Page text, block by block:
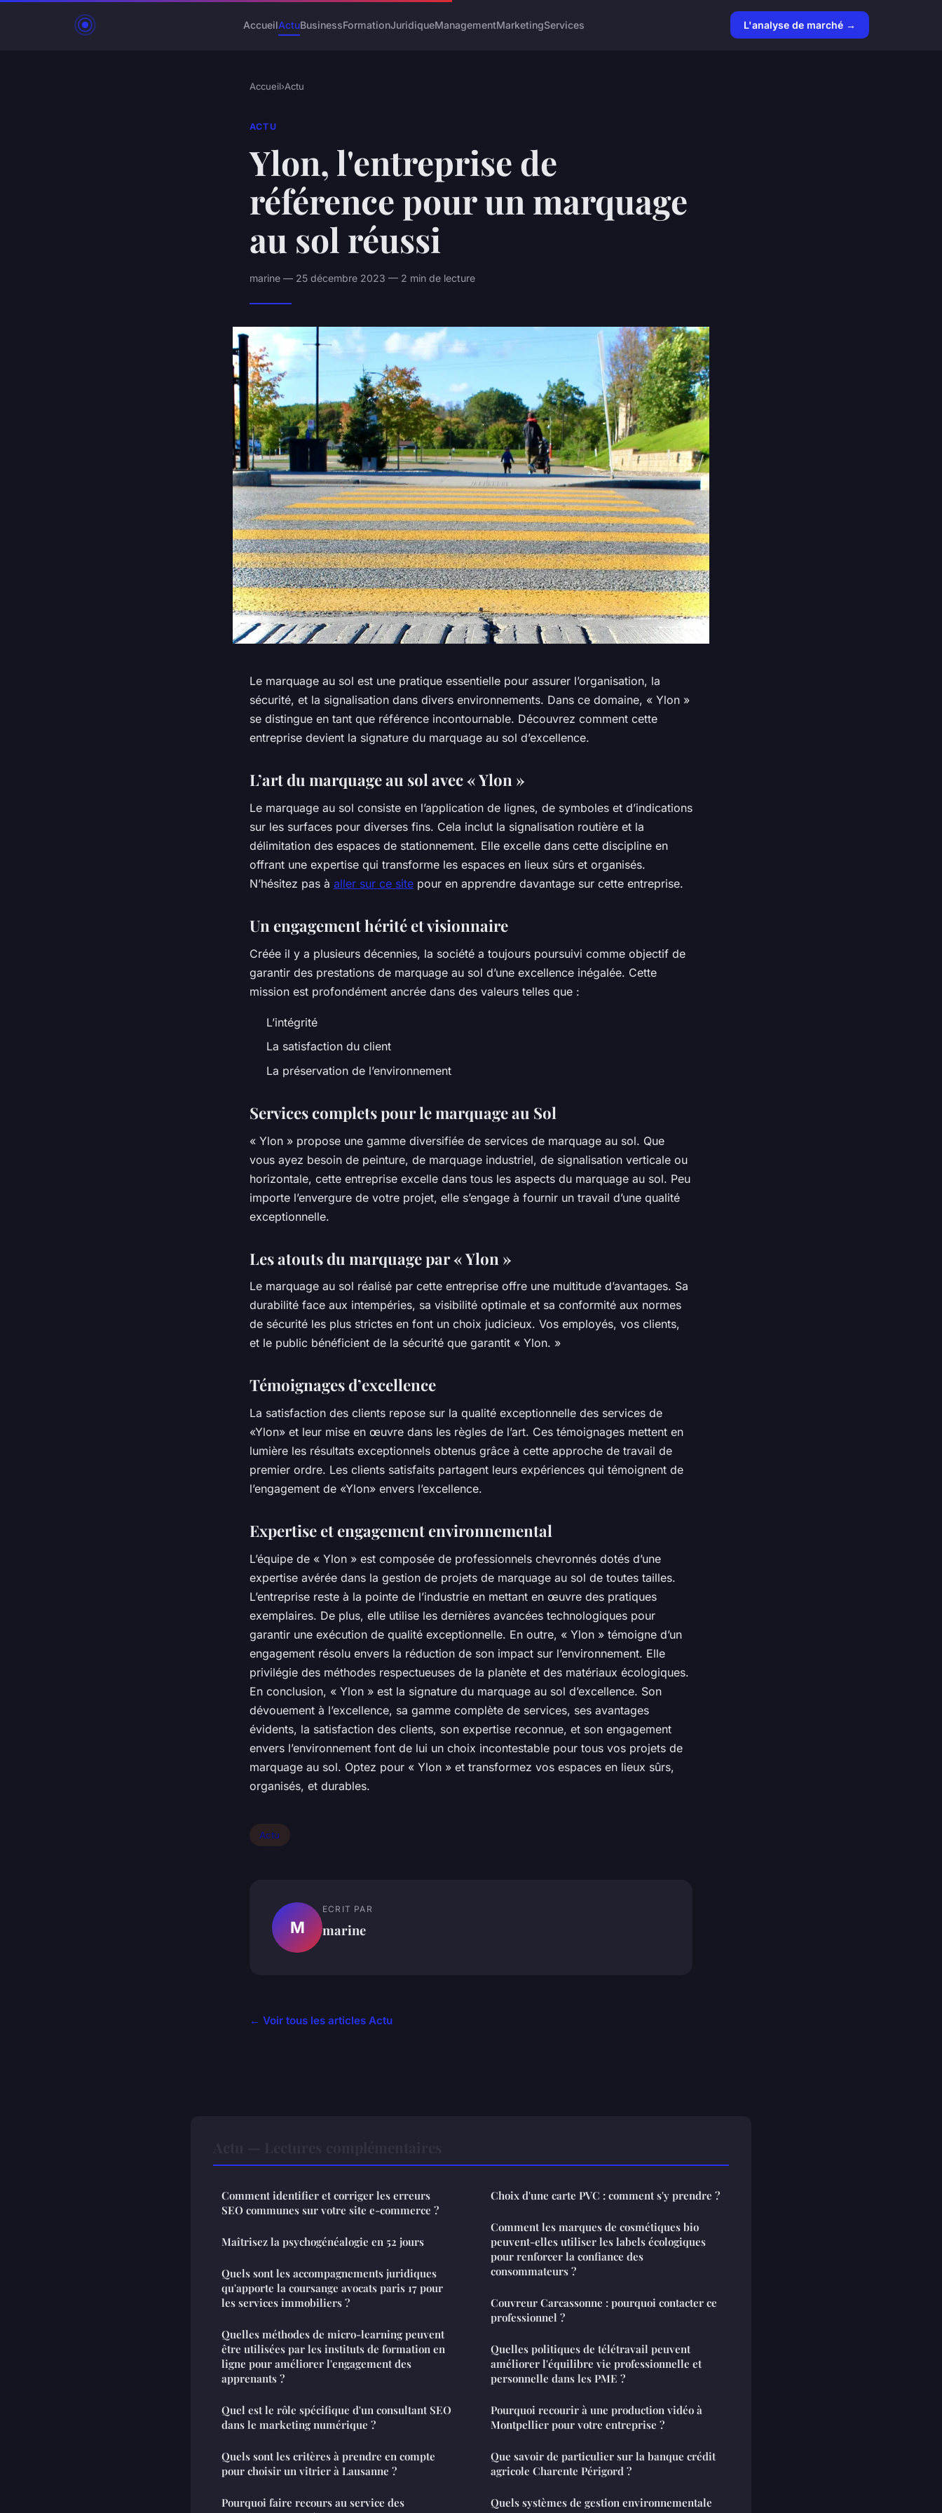
AccueilActuBusinessFormationJuridiqueManagementMarketingServices L'analyse de marché →
Accueil›Actu
ACTU
Ylon, l'entreprise de
référence pour un marquage
au sol réussi
marine — 25 décembre 2023 — 2 min de lecture
Le marquage au sol est une pratique essentielle pour assurer l’organisation, la
sécurité, et la signalisation dans divers environnements. Dans ce domaine, « Ylon »
se distingue en tant que référence incontournable. Découvrez comment cette
entreprise devient la signature du marquage au sol d’excellence.
L’art du marquage au sol avec « Ylon »
Le marquage au sol consiste en l’application de lignes, de symboles et d’indications
sur les surfaces pour diverses fins. Cela inclut la signalisation routière et la
délimitation des espaces de stationnement. Elle excelle dans cette discipline en
offrant une expertise qui transforme les espaces en lieux sûrs et organisés.
N’hésitez pas à aller sur ce site pour en apprendre davantage sur cette entreprise.
Un engagement hérité et visionnaire
Créée il y a plusieurs décennies, la société a toujours poursuivi comme objectif de
garantir des prestations de marquage au sol d’une excellence inégalée. Cette
mission est profondément ancrée dans des valeurs telles que :
L’intégrité
La satisfaction du client
La préservation de l’environnement
Services complets pour le marquage au Sol
« Ylon » propose une gamme diversifiée de services de marquage au sol. Que
vous ayez besoin de peinture, de marquage industriel, de signalisation verticale ou
horizontale, cette entreprise excelle dans tous les aspects du marquage au sol. Peu
importe l’envergure de votre projet, elle s’engage à fournir un travail d’une qualité
exceptionnelle.
Les atouts du marquage par « Ylon »
Le marquage au sol réalisé par cette entreprise offre une multitude d’avantages. Sa
durabilité face aux intempéries, sa visibilité optimale et sa conformité aux normes
de sécurité les plus strictes en font un choix judicieux. Vos employés, vos clients,
et le public bénéficient de la sécurité que garantit « Ylon. »
Témoignages d’excellence
La satisfaction des clients repose sur la qualité exceptionnelle des services de
«Ylon» et leur mise en œuvre dans les règles de l’art. Ces témoignages mettent en
lumière les résultats exceptionnels obtenus grâce à cette approche de travail de
premier ordre. Les clients satisfaits partagent leurs expériences qui témoignent de
l’engagement de «Ylon» envers l’excellence.
Expertise et engagement environnemental
L’équipe de « Ylon » est composée de professionnels chevronnés dotés d’une
expertise avérée dans la gestion de projets de marquage au sol de toutes tailles.
L’entreprise reste à la pointe de l’industrie en mettant en œuvre des pratiques
exemplaires. De plus, elle utilise les dernières avancées technologiques pour
garantir une exécution de qualité exceptionnelle. En outre, « Ylon » témoigne d’un
engagement résolu envers la réduction de son impact sur l’environnement. Elle
privilégie des méthodes respectueuses de la planète et des matériaux écologiques.
En conclusion, « Ylon » est la signature du marquage au sol d’excellence. Son
dévouement à l’excellence, sa gamme complète de services, ses avantages
évidents, la satisfaction des clients, son expertise reconnue, et son engagement
envers l’environnement font de lui un choix incontestable pour tous vos projets de
marquage au sol. Optez pour « Ylon » et transformez vos espaces en lieux sûrs,
organisés, et durables.
Actu
M
ECRIT PAR
marine
← Voir tous les articles Actu
Comment identifier et corriger les erreurs
SEO communes sur votre site e-commerce ?
Maîtrisez la psychogénéalogie en 52 jours
Quels sont les accompagnements juridiques
qu'apporte la coursange avocats paris 17 pour
les services immobiliers ?
Quelles méthodes de micro-learning peuvent
être utilisées par les instituts de formation en
ligne pour améliorer l'engagement des
apprenants ?
Quel est le rôle spécifique d'un consultant SEO
dans le marketing numérique ?
Quels sont les critères à prendre en compte
pour choisir un vitrier à Lausanne ?
Pourquoi faire recours au service des
Choix d'une carte PVC : comment s'y prendre ?
Comment les marques de cosmétiques bio
peuvent-elles utiliser les labels écologiques
pour renforcer la confiance des
consommateurs ?
Couvreur Carcassonne : pourquoi contacter ce
professionnel ?
Quelles politiques de télétravail peuvent
améliorer l'équilibre vie professionnelle et
personnelle dans les PME ?
Pourquoi recourir à une production vidéo à
Montpellier pour votre entreprise ?
Que savoir de particulier sur la banque crédit
agricole Charente Périgord ?
Quels systèmes de gestion environnementale